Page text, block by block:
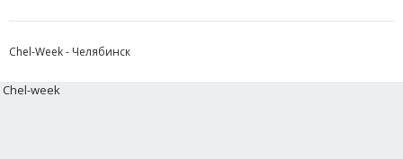
Chel-Week - Челябинск
Chel-week